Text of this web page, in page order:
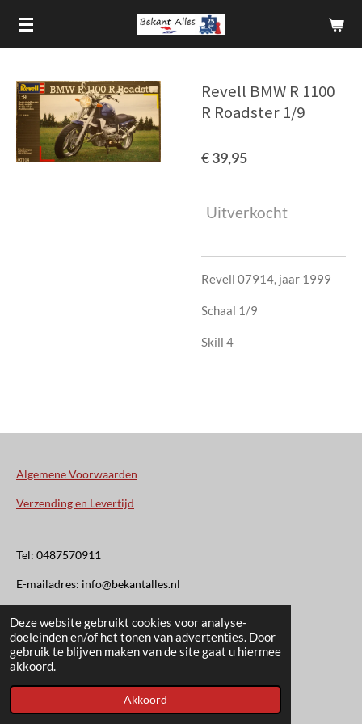
Deze website gebruikt cookies voor analyse-
doeleinden en/of het tonen van advertenties. Door
gebruik te blijven maken van de site gaat u hiermee
akkoord.
Akkoord
Ga
direct
hoofdinhoud
Revell BMW R 1100
R Roadster 1/9
€ 39,95
Uitverkocht
Revell 07914, jaar 1999
Schaal 1/9
Skill 4
Algemene Voorwaarden
Verzending en Levertijd
Tel: 0487570911
E-mailadres: info@bekantalles.nl
Rooysestraat 4
6621AM Dreumel
© 2020 - 2026 Bekant Alles